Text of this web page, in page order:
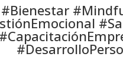
#Bienestar